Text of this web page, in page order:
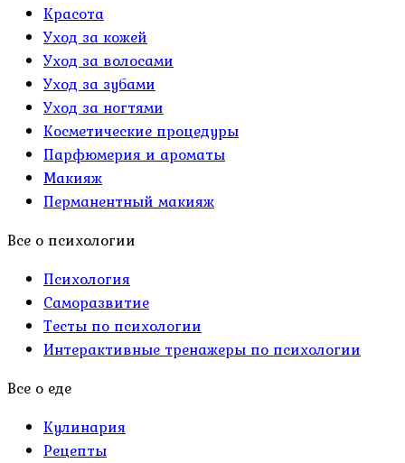
Красота
Уход за кожей
Уход за волосами
Уход за зубами
Уход за ногтями
Косметические процедуры
Парфюмерия и ароматы
Макияж
Перманентный макияж
Все о психологии
Психология
Саморазвитие
Тесты по психологии
Интерактивные тренажеры по психологии
Все о еде
Кулинария
Рецепты